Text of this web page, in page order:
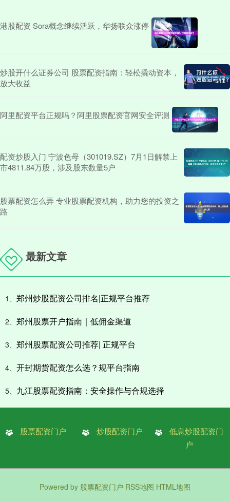
港股配资 Sora概念继续活跃，华扬联众涨停
炒股开什么证券公司 股票配资指南：轻松撬动资本，
放大收益
阿里配资平台正规吗？阿里股票配资官网安全评测
配资炒股入门 宁波色母（301019.SZ）7月1日解禁上
市4811.84万股，涉及股东数量5户
股票配资怎么弄 专业股票配资机构，助力您的投资之
路
最新文章
1、 郑州炒股配资公司排名|正规平台推荐
2、 郑州股票开户指南｜低佣金渠道
3、 郑州股票配资公司推荐| 正规平台
4、 开封期货配资怎么选？规平台指南
5、 九江股票配资指南：安全操作与合规选择
股票配资门户 炒股配资门户
低息炒股配资门
户
Powered by 股票配资门户 RSS地图 HTML地图